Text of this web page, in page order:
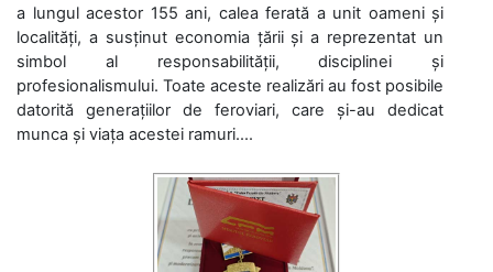
a lungul acestor 155 ani, calea ferată a unit oameni și
localități, a susținut economia țării și a reprezentat un
simbol al responsabilității, disciplinei și
profesionalismului. Toate aceste realizări au fost posibile
datorită generațiilor de feroviari, care și-au dedicat
munca și viața acestei ramuri....